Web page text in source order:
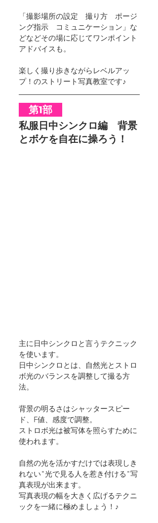
「撮影場所の設定　撮り方　ポージ
ング指示　コミュニケーション」な
どなどその場に応じてワンポイント
アドバイスも。
楽しく撮り歩きながらレベルアッ
プ！のストリート写真教室です♪
第1部
私服日中シンクロ編　背景
とボケを自在に操ろう！
主に日中シンクロと言うテクニック
を使います。
日中シンクロとは、自然光とストロ
ボ光のバランスを調整して撮る方
法。
背景の明るさはシャッタースピー
ド、F値、感度で調整。
ストロボ光は被写体を照らすために
使われます。
自然の光を活かすだけでは表現しき
れない"光で見る人を惹き付ける"写
真表現が出来ます。
写真表現の幅を大きく広げるテクニ
ックを一緒に極めましょう！♪